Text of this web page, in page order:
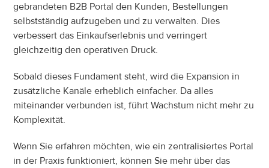
gebrandeten B2B Portal den Kunden, Bestellungen
selbstständig aufzugeben und zu verwalten. Dies
verbessert das Einkaufserlebnis und verringert
gleichzeitig den operativen Druck.
Sobald dieses Fundament steht, wird die Expansion in
zusätzliche Kanäle erheblich einfacher. Da alles
miteinander verbunden ist, führt Wachstum nicht mehr zu
Komplexität.
Wenn Sie erfahren möchten, wie ein zentralisiertes Portal